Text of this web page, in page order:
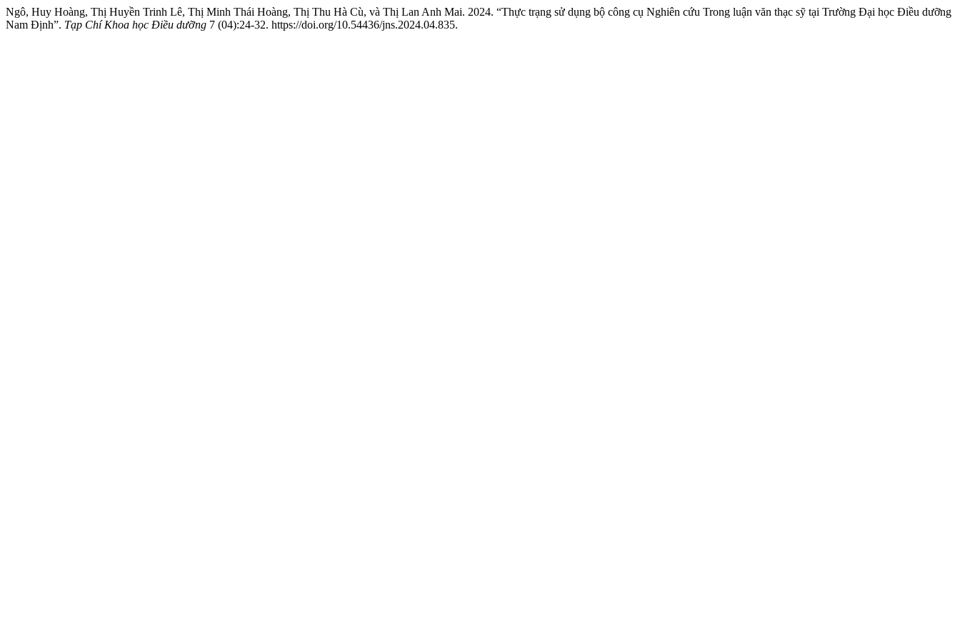
Ngô, Huy Hoàng, Thị Huyền Trinh Lê, Thị Minh Thái Hoàng, Thị Thu Hà Cù, và Thị Lan Anh Mai. 2024. “Thực trạng sử dụng bộ công cụ Nghiên cứu Trong luận văn thạc sỹ tại Trường Đại học Điều dưỡng
Nam Định”. Tạp Chí Khoa học Điều dưỡng 7 (04):24-32. https://doi.org/10.54436/jns.2024.04.835.